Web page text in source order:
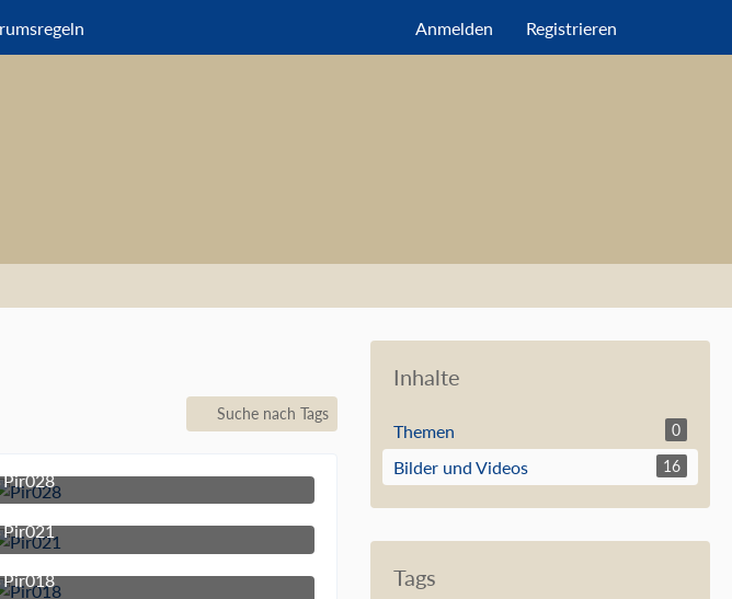
Anmelden Registrieren
Suche nach Tags
Pir028
21. Oktober 2025 um 20:05
1
Pir021
21. Oktober 2025 um 20:05
Pir018
Inhalte
Themen 0
Bilder und Videos 16
Tags